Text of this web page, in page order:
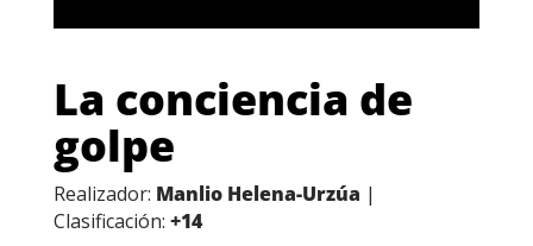
La conciencia de
golpe
Realizador: Manlio Helena-Urzúa |
Clasificación: +14